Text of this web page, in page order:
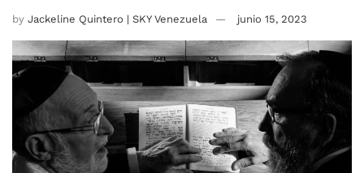
by Jackeline Quintero | SKY Venezuela junio 15, 2023